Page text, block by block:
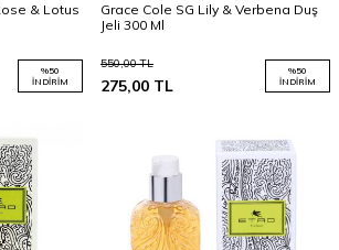
& Lotus
%50
İNDIRIM
Grace Cole SG Lily & Verbena Duş
Jeli 300 Ml
550,00TL
275,00 TL
%50
İNDIRIM